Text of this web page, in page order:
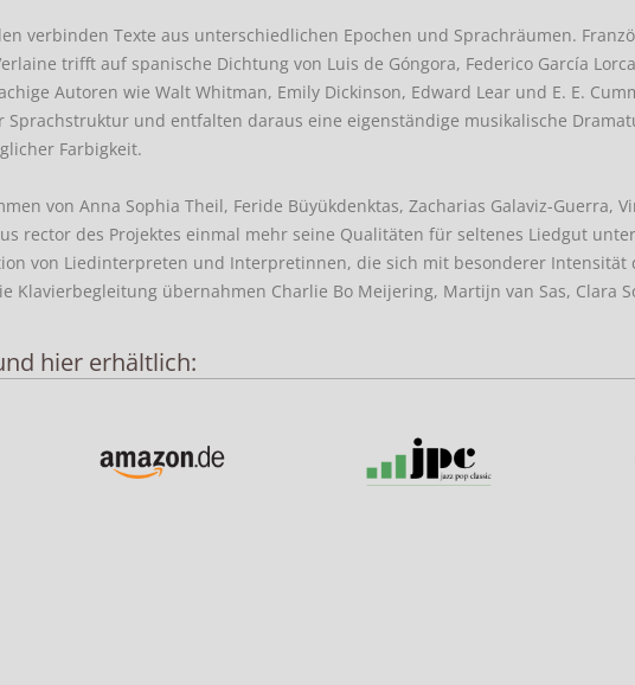
verbinden Texte aus unterschiedlichen Epochen und Sprachräumen.
trifft auf spanische Dichtung von Luis de Góngora, Federico García
Autoren wie Walt Whitman, Emily Dickinson, Edward Lear und E. E.
Sprachstruktur und entfalten daraus eine eigenständige musikalische
Farbigkeit.
von Anna Sophia Theil, Feride Büyükdenktas, Zacharias Galaviz-Guerra,
rector des Projektes einmal mehr seine Qualitäten für seltenes Liedgut
von Liedinterpreten und Interpretinnen, die sich mit besonderer Intensität
Klavierbegleitung übernahmen Charlie Bo Meijering, Martijn van Sas, Clara
hier erhältlich: